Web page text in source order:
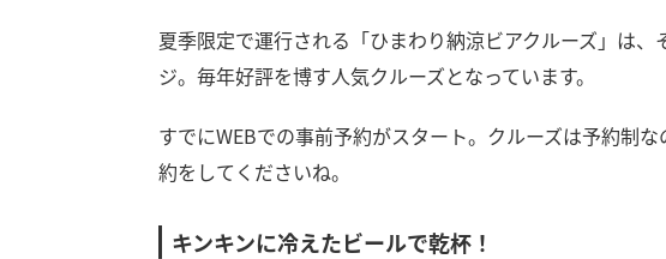
夏季限定で運行される「ひまわり納涼ビアクルーズ」は
ジ。毎年好評を博す人気クルーズとなっています。
すでにWEBでの事前予約がスタート。クルーズは予約制
約をしてくださいね。
キンキンに冷えたビールで乾杯！